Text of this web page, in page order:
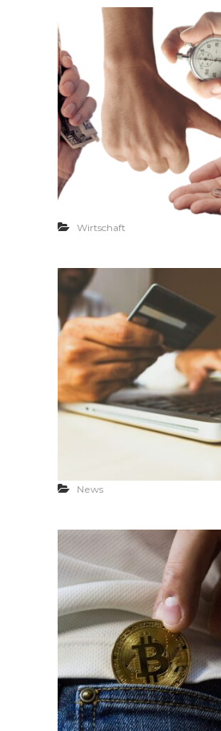
Wirtschaft
News